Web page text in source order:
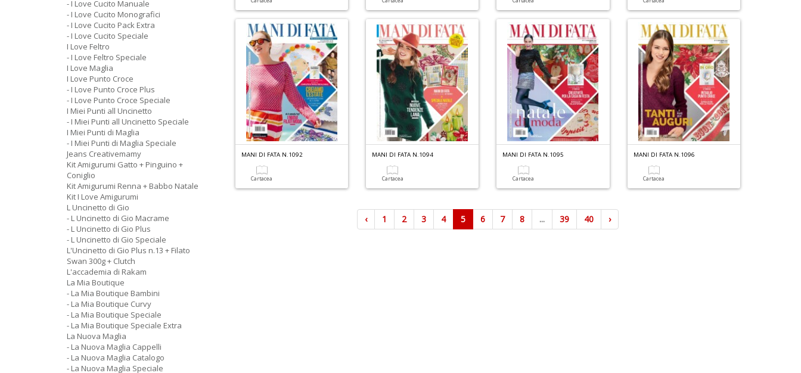
MANI DI FATA N.1092
Cartacea
MANI DI FATA N.1094
Cartacea
MANI DI FATA N.1095
Cartacea
MANI DI FATA N.1096
Cartacea
‹ 1 2 3 4 5 6 7 8 ... 39 40 ›
- I Love Cucito Manuale
- I Love Cucito Monografici
- I Love Cucito Pack Extra
- I Love Cucito Speciale
I Love Feltro
- I Love Feltro Speciale
I Love Maglia
I Love Punto Croce
- I Love Punto Croce Plus
- I Love Punto Croce Speciale
I Miei Punti all Uncinetto
- I Miei Punti all Uncinetto Speciale
I Miei Punti di Maglia
- I Miei Punti di Maglia Speciale
Jeans Creativemamy
Kit Amigurumi Gatto + Pinguino +
Coniglio
Kit Amigurumi Renna + Babbo Natale
Kit I Love Amigurumi
L Uncinetto di Gio
- L Uncinetto di Gio Macrame
- L Uncinetto di Gio Plus
- L Uncinetto di Gio Speciale
L'Uncinetto di Gio Plus n.13 + Filato
Swan 300g + Clutch
L'accademia di Rakam
La Mia Boutique
- La Mia Boutique Bambini
- La Mia Boutique Curvy
- La Mia Boutique Speciale
- La Mia Boutique Speciale Extra
La Nuova Maglia
- La Nuova Maglia Cappelli
- La Nuova Maglia Catalogo
- La Nuova Maglia Speciale